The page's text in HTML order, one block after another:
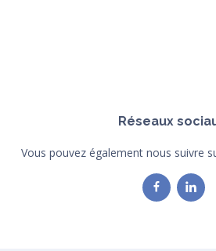
Réseaux
Vous pouvez également nous suivre